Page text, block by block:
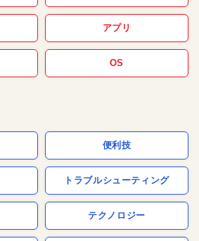
アプリ
OS
便利技
トラブルシューティング
テクノロジー